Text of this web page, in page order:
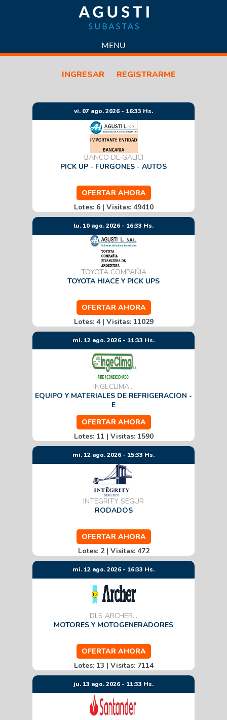
CONTACTO
LICITACIONES
VENTAS
PREDIO LOGÍSTICO
VENDÉ CON NOSOTROS
POLÍTICA DE CALIDAD
CÓMO FUNCIONA
PREGUNTAS FRECUENTES
MENU
INGRESAR REGISTRARME
vi. 07 ago. 2026 - 16:33 Hs.
BANCO DE GALICI
PICK UP - FURGONES - AUTOS
OFERTAR AHORA
Lotes: 6 | Visitas: 49410
lu. 10 ago. 2026 - 16:33 Hs.
TOYOTA COMPAÑIA
TOYOTA HIACE Y PICK UPS
OFERTAR AHORA
Lotes: 4 | Visitas: 11029
mi. 12 ago. 2026 - 11:33 Hs.
INGECLIMA...
EQUIPO Y MATERIALES DE REFRIGERACION -
E
OFERTAR AHORA
Lotes: 11 | Visitas: 1590
mi. 12 ago. 2026 - 15:33 Hs.
INTEGRITY SEGUR
RODADOS
OFERTAR AHORA
Lotes: 2 | Visitas: 472
mi. 12 ago. 2026 - 16:33 Hs.
DLS ARCHER...
MOTORES Y MOTOGENERADORES
OFERTAR AHORA
Lotes: 13 | Visitas: 7114
ju. 13 ago. 2026 - 11:33 Hs.